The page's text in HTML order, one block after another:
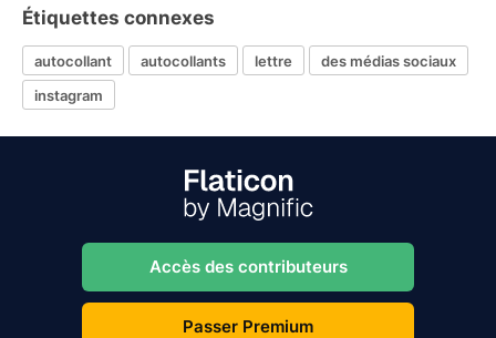
Étiquettes connexes
autocollant autocollants lettre
des médias sociaux
instagram
Accès des contributeurs
Passer Premium